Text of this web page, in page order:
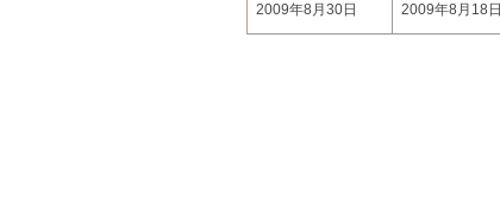
2009年8月30日 2009年8月18日